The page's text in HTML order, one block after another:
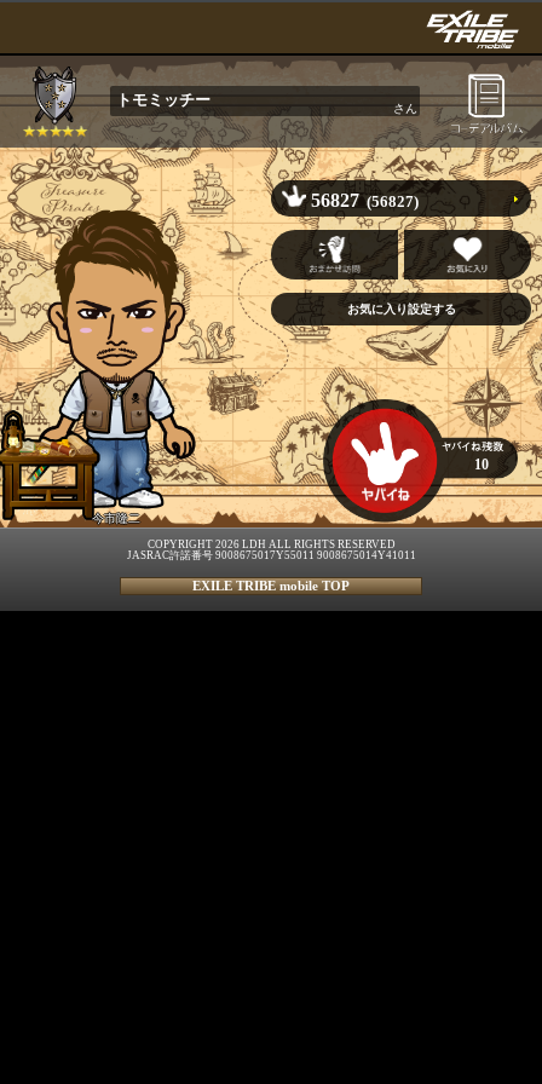
トモミッチー さん
今市隆二
56827 (56827)
10
COPYRIGHT 2026 LDH ALL RIGHTS RESERVED
JASRAC許諾番号 9008675017Y55011 9008675014Y41011
EXILE TRIBE mobile TOP